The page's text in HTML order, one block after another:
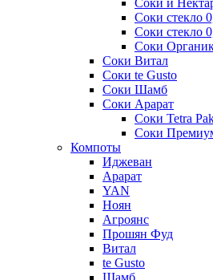
Соки и
Соки стекло
Соки стекло
Соки
Соки Витал
Соки te Gusto
Соки Шамб
Соки Арарат
Соки Tetra
Соки
Компоты
Иджеван
Арарат
YAN
Ноян
Агроянс
Прошян Фуд
Витал
te Gusto
Шамб